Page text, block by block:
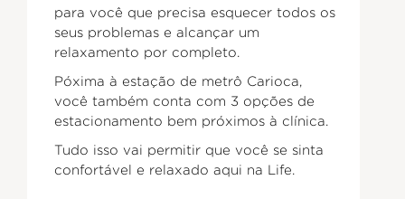
para você que precisa esquecer todos os
seus problemas e alcançar um
relaxamento por completo.
Póxima à estação de metrô Carioca,
você também conta com 3 opções de
estacionamento bem próximos à clínica.
Tudo isso vai permitir que você se sinta
confortável e relaxado aqui na Life.